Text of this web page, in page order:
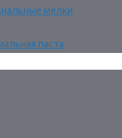
мелки
паста